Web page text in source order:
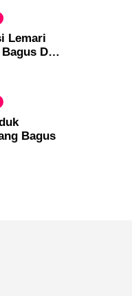
Lemari
Dan
Bagus